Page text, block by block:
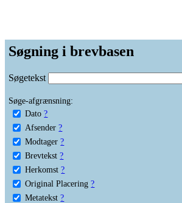
Søgning i brevbasen
Søgetekst
Søge-afgrænsning:
Dato ?
Afsender ?
Modtager ?
Brevtekst ?
Herkomst ?
Original Placering ?
Metatekst ?